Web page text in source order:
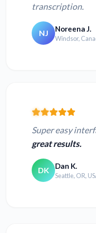
transcription.
NJ Noreena J.
Windsor,
Super easy
great results.
DK Dan K.
Seattle, OR,